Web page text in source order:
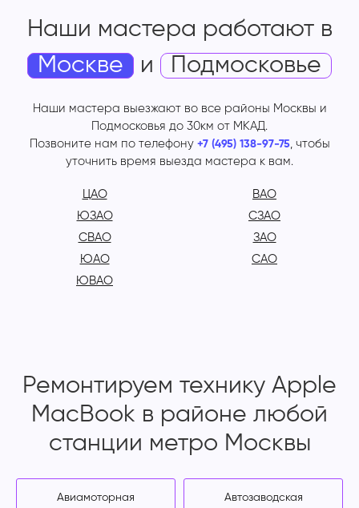
Наши мастера работают в
Москве
и Подмосковье
Наши мастера выезжают во все районы Москвы и
Подмосковья до 30км от МКАД.
Позвоните нам по телефону +7 (495) 138-97-75, чтобы
уточнить время выезда мастера к вам.
ЦАО
ЮЗАО
СВАО
ЮАО
ЮВАО
ВАО
СЗАО
ЗАО
САО
Ремонтируем технику Apple
MacBook в районе любой
станции метро Москвы
Авиамоторная Автозаводская